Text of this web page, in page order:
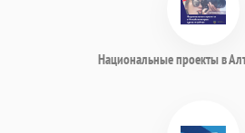
Национальные проекты в